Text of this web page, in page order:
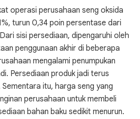
operasi perusahaan seng oksida
turun 0,34 poin persentase dari
sisi persediaan, dipengaruhi oleh
penggunaan akhir di beberapa
mengalami penumpukan
Persediaan produk jadi terus
Sementara itu, harga seng yang
perusahaan untuk membeli
bahan baku sedikit menurun.